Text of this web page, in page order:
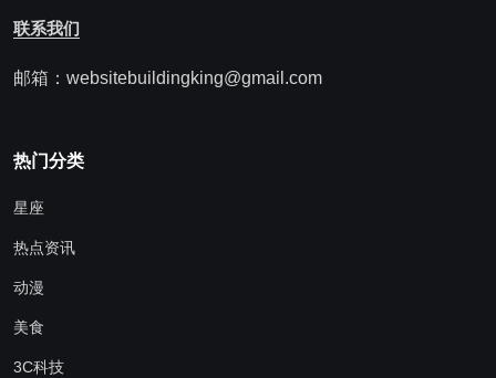
联系我们
邮箱：websitebuildingking@gmail.com
热门分类
星座
热点资讯
动漫
美食
3C科技